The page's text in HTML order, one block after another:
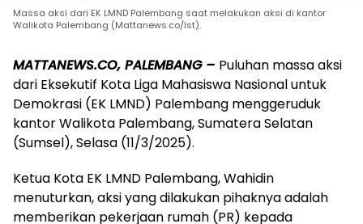
Massa aksi dari EK LMND Palembang saat melakukan aksi di kantor
Walikota Palembang (Mattanews.co/Ist).
MATTANEWS.CO, PALEMBANG – Puluhan massa aksi
dari Eksekutif Kota Liga Mahasiswa Nasional untuk
Demokrasi (EK LMND) Palembang menggeruduk
kantor Walikota Palembang, Sumatera Selatan
(Sumsel), Selasa (11/3/2025).
Ketua Kota EK LMND Palembang, Wahidin
menuturkan, aksi yang dilakukan pihaknya adalah
memberikan pekerjaan rumah (PR) kepada